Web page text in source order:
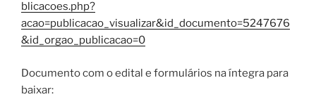
blicacoes.php?
acao=publicacao_visualizar&id_documento=5247676
&id_orgao_publicacao=0
Documento com o edital e formulários na íntegra para
baixar: